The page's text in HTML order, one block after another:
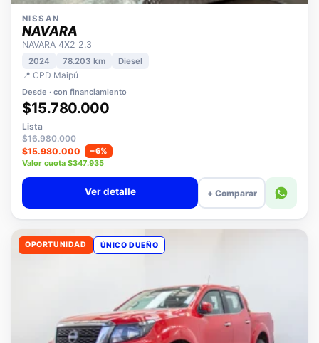
NISSAN
NAVARA
NAVARA 4X2 2.3
2024 78.203 km
📍 CPD Maipú
Desde · con financiamiento
$15.780.000
Lista
$16.980.000
$15.980.000
−6%
Valor cuota $347.935
+ Comparar
OPORTUNIDAD